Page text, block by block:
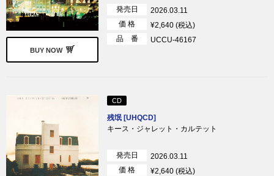
BUY NOW
発売日
2026.03.11
価 格
¥2,640 (税込)
品 番
UCCU-46167
CD
残氓 [UHQCD]
キース・ジャレット・カルテット
発売日
2026.03.11
価 格
¥2,640 (税込)